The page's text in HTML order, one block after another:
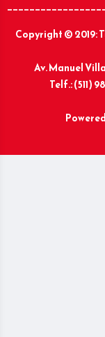
Copyright © 2019:
Av. Manuel
Telf.: (511)